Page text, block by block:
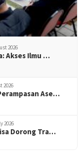
2026
Akses Ilmu …
2026
Ase…
2026
Dorong Tra…